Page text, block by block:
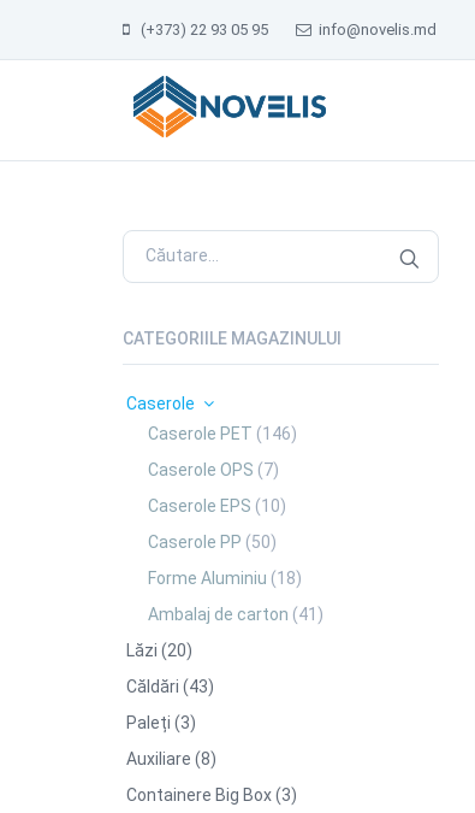
(+373) 22 93 05 95 info@novelis.md
CATEGORIILE MAGAZINULUI
Caserole
Caserole PET (146)
Caserole OPS (7)
Caserole EPS (10)
Caserole PP (50)
Forme Aluminiu (18)
Ambalaj de carton (41)
Lăzi (20)
Căldări (43)
Paleți (3)
Auxiliare (8)
Containere Big Box(3)